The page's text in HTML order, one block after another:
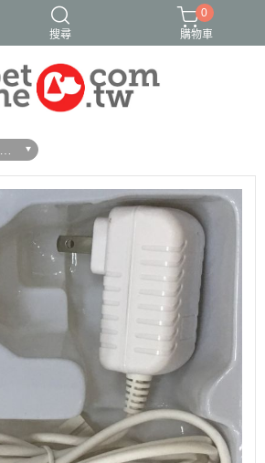
搜尋
0
購物車